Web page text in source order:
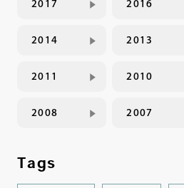
2017 2016
2014 2013
2011 2010
2008 2007
Tags